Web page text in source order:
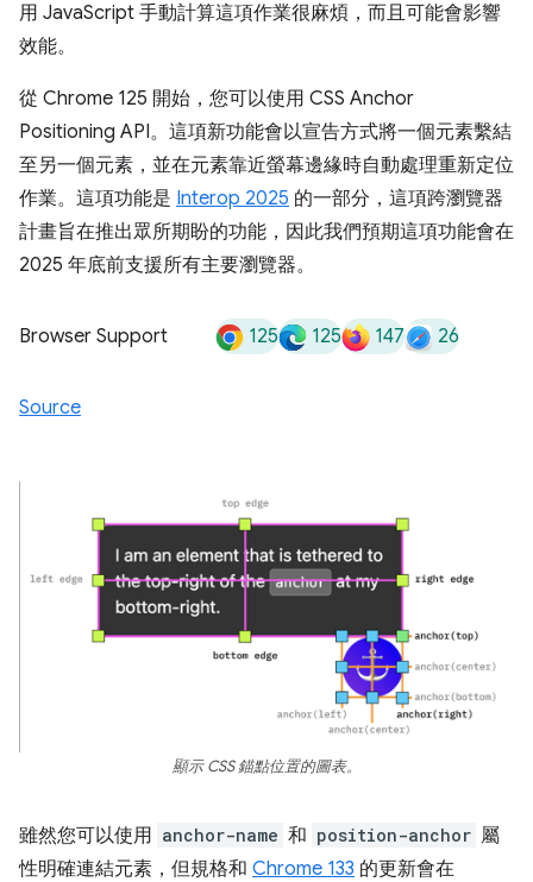
用 JavaScript 手動計算這項作業很麻煩，而且可能會影響
效能。
從 Chrome 125 開始，您可以使用 CSS Anchor
Positioning API。這項新功能會以宣告方式將一個元素繫結
至另一個元素，並在元素靠近螢幕邊緣時自動處理重新定位
作業。這項功能是 Interop 2025 的一部分，這項跨瀏覽器
計畫旨在推出眾所期盼的功能，因此我們預期這項功能會在
2025 年底前支援所有主要瀏覽器。
Browser Support 125 125 147 26
Source
顯示 CSS 錨點位置的圖表。
雖然您可以使用 anchor-name 和 position-anchor 屬
性明確連結元素，但規格和 Chrome 133 的更新會在